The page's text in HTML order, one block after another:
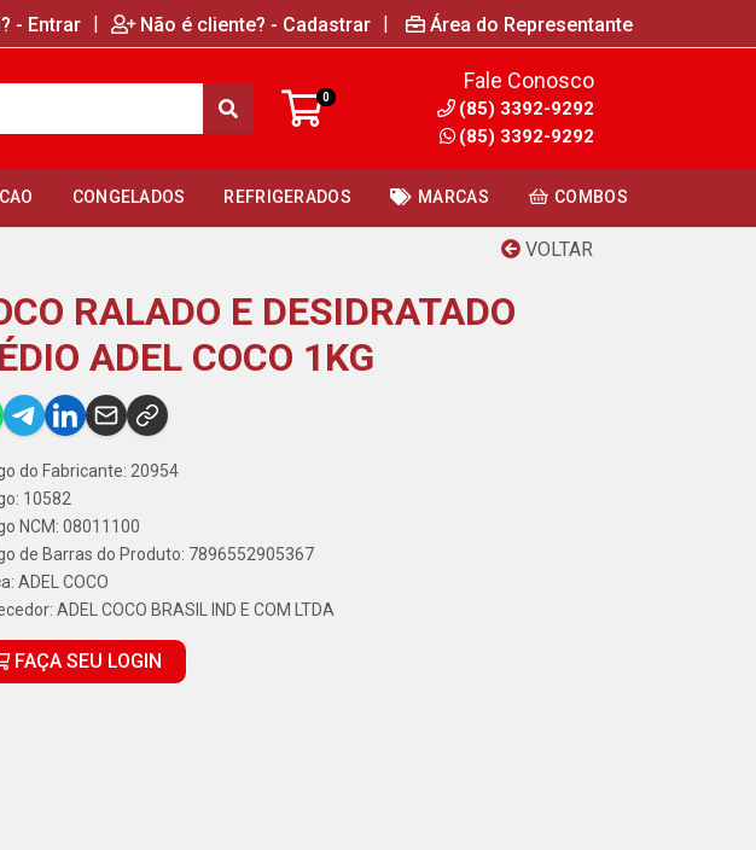
- Entrar | Não é cliente? - Cadastrar | Área do Representante
0
Fale Conosco
(85) 3392-9292
(85) 3392-9292
CONGELADOS REFRIGERADOS MARCAS COMBOS
VOLTAR
RALADO E DESIDRATADO
ADEL COCO 1KG
do Fabricante: 20954
10582
NCM: 08011100
de Barras do Produto: 7896552905367
ADEL COCO
ADEL COCO BRASIL IND E COM LTDA
FAÇA SEU LOGIN